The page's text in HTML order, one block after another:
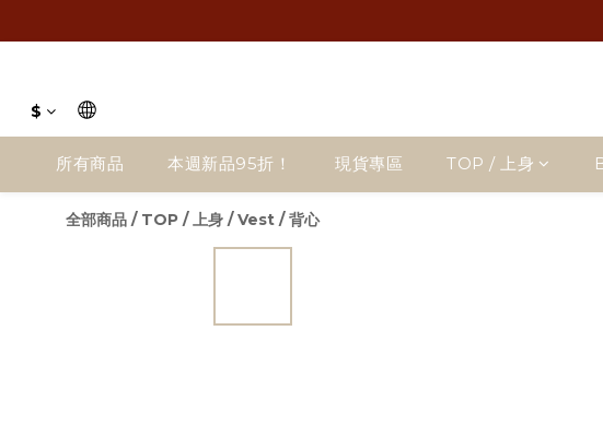
$
所有商品 本週新品95折！ 現貨專區 TOP / 上身
全部商品 / TOP / 上身 /Vest / 背心